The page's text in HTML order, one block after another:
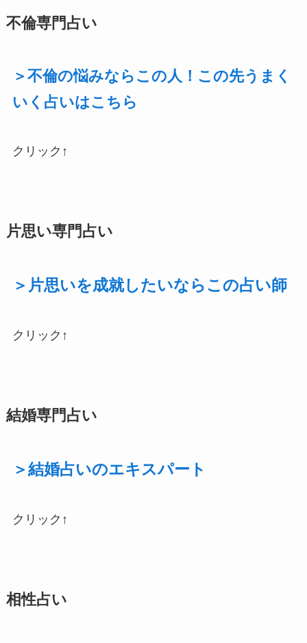
不倫専門占い
＞不倫の悩みならこの人！この先うまく
いく占いはこちら
クリック↑
片思い専門占い
＞片思いを成就したいならこの占い師
クリック↑
結婚専門占い
＞結婚占いのエキスパート
クリック↑
相性占い